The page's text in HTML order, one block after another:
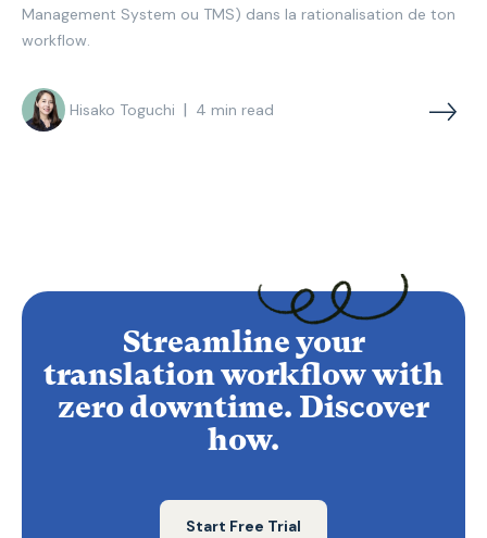
Management System ou TMS) dans la rationalisation de ton
workflow.
Hisako Toguchi | 4 min read
Streamline your
translation workflow with
zero downtime. Discover
how.
Start Free Trial